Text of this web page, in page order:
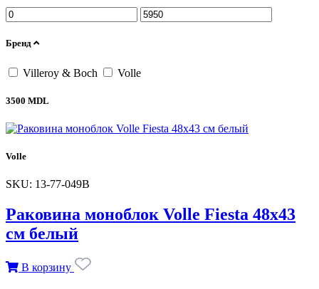
Бренд
Villeroy & Boch Volle
3500 MDL
Volle
SKU: 13-77-049B
Раковина моноблок Volle Fiesta 48х43
см белый
В корзину